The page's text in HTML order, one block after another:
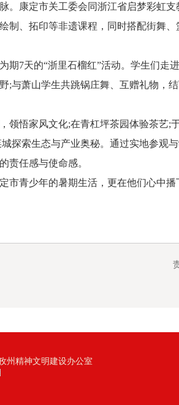
康定市关工委会同浙江省启梦彩虹支
制、拓印等非遗课程，同时搭配街舞
7天的“浙里石榴红”活动。学生们走
;与萧山学生共跳锅庄舞、互赠礼物，
悟家风文化;在青杠坪茶园体验茶艺;
探索生态与产业奥秘。通过实地参观
责任感与使命感。
青少年的暑期生活，更在他们心中播
州精神文明建设办公室